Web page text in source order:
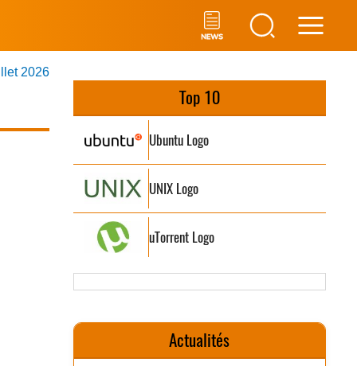
2026
Top 10
Ubuntu Logo
UNIX Logo
uTorrent Logo
Actualités